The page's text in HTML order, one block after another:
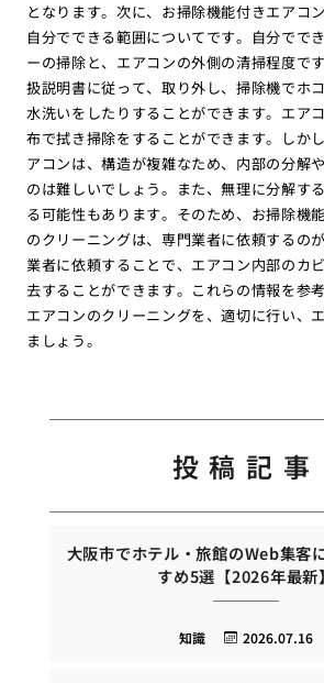
となります。次に、お掃除機能付きエアコ
自分でできる範囲についてです。自分でで
ーの掃除と、エアコンの外側の清掃程度で
扱説明書に従って、取り外し、掃除機でホ
水洗いをしたりすることができます。エア
布で拭き掃除をすることができます。しか
アコンは、構造が複雑なため、内部の分解
のは難しいでしょう。また、無理に分解す
る可能性もあります。そのため、お掃除機
のクリーニングは、専門業者に依頼するの
業者に依頼することで、エアコン内部のカ
去することができます。これらの情報を参
エアコンのクリーニングを、適切に行い、
ましょう。
投稿記事
大阪市でホテル・旅館のWeb集客
すめ5選【2026年最新】
2026.07.16
知識